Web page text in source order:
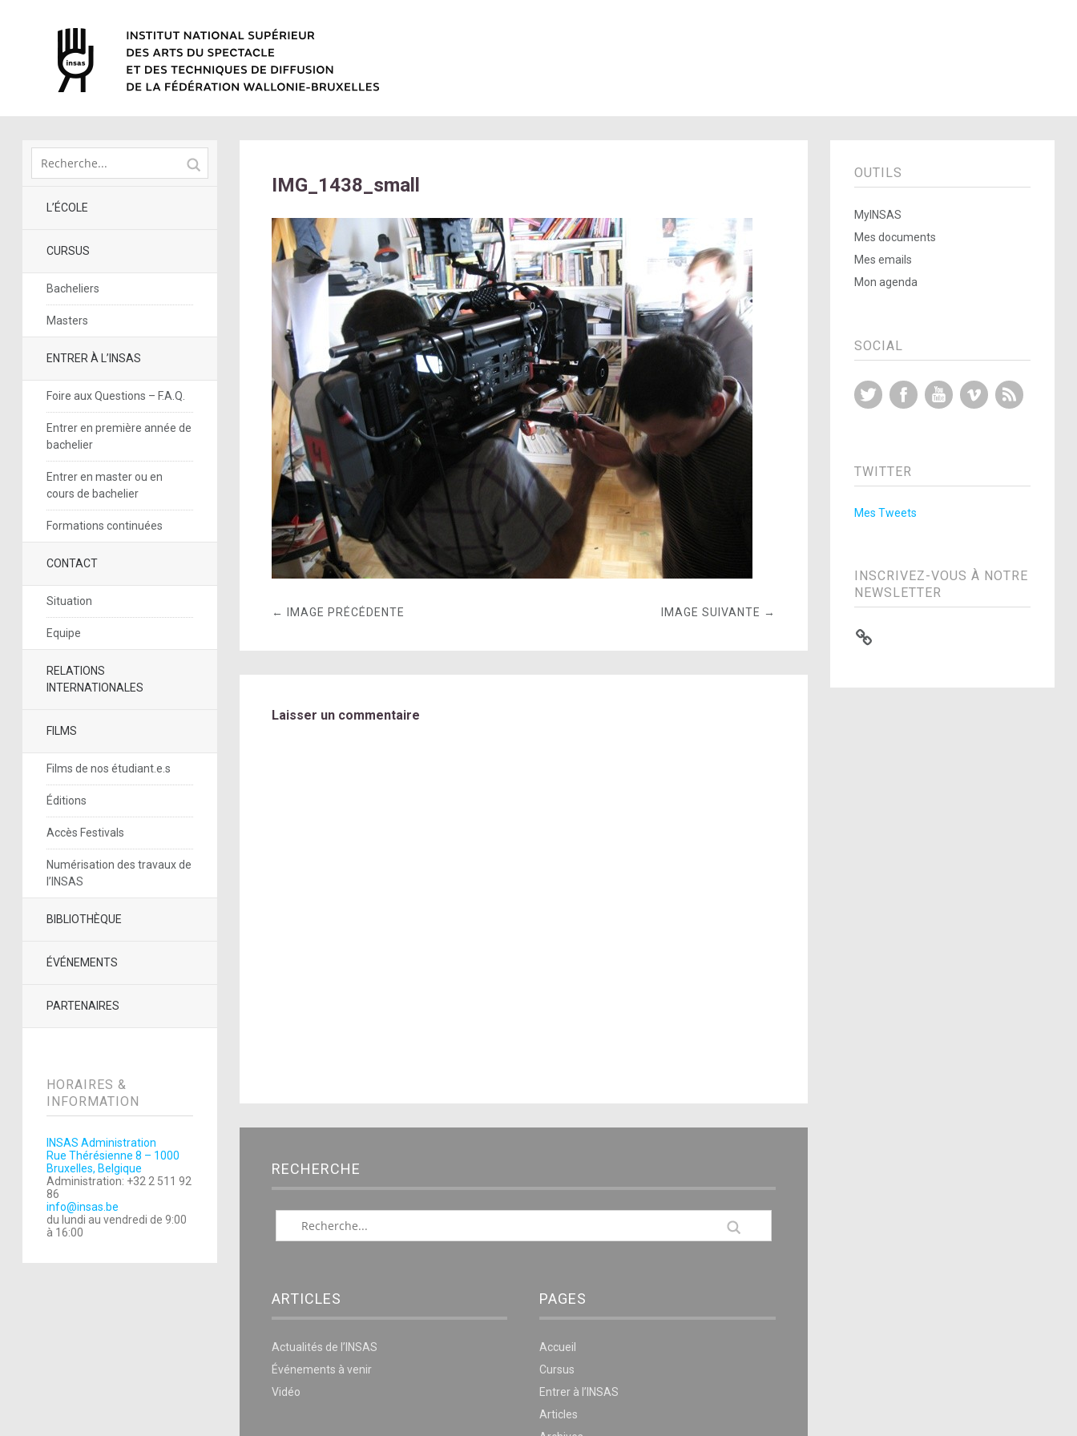
L’ÉCOLE
CURSUS
Bacheliers
Masters
ENTRER À L’INSAS
Foire aux Questions – F.A.Q.
Entrer en première année de
bachelier
Entrer en master ou en
cours de bachelier
Formations continuées
CONTACT
Situation
Equipe
RELATIONS
INTERNATIONALES
FILMS
Films de nos étudiant.e.s
Éditions
Accès Festivals
Numérisation des travaux de
l’INSAS
BIBLIOTHÈQUE
ÉVÉNEMENTS
PARTENAIRES
HORAIRES &
INFORMATION
INSAS Administration
Rue Thérésienne 8 – 1000
Bruxelles, Belgique
Administration: +32 2 511 92
86
info@insas.be
du lundi au vendredi de 9:00
à 16:00
IMG_1438_small
← IMAGE PRÉCÉDENTE IMAGE SUIVANTE →
Laisser un commentaire
RECHERCHE
ARTICLES
Actualités de l’INSAS
Événements à venir
Vidéo
PAGES
Accueil
Cursus
Entrer à l’INSAS
Articles
OUTILS
MyINSAS
Mes documents
Mes emails
Mon agenda
SOCIAL
Twitter FacebookYouTubeVimeo
TWITTER
Mes Tweets
INSCRIVEZ-VOUS À NOTRE
NEWSLETTER